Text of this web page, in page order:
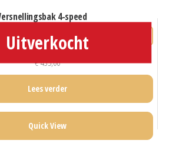
versnellingsbak 4-speed
€435,00
Lees verder
Quick View